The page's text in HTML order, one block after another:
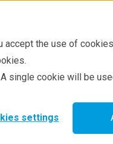
accept the use of
single cookie will be
settings
资源中心